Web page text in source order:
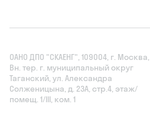
ОАНО ДПО "СКАЕНГ", 109004, г. Москва,
Вн. тер. г. муниципальный округ
Таганский, ул. Александра
Солженицына, д. 23А, стр.4, этаж/
помещ. 1/III, ком. 1